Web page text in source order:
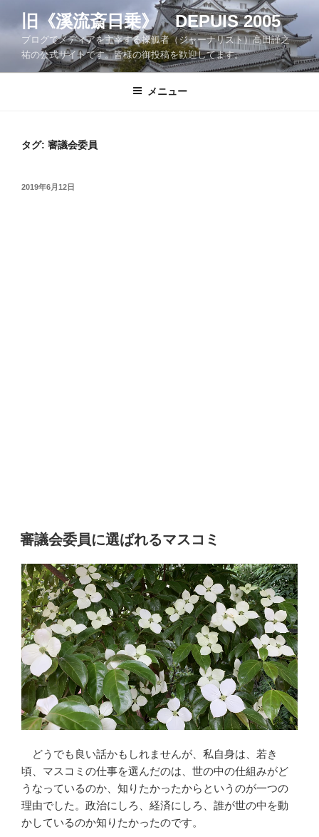
ツ
旧《溪流斎日乗》 DEPUIS 2005
ブログでメディアを主宰する操觚者（ジャーナリスト）高田謹之
祐の公式サイトです。皆様の御投稿を歓迎してます。
メニュー
タグ: 審議会委員
投
2019年6月12日
審議会委員に選ばれるマスコミ
どうでも良い話かもしれませんが、私自身は、若き
頃、マスコミの仕事を選んだのは、世の中の仕組みがど
うなっているのか、知りたかったからというのが一つの
理由でした。政治にしろ、経済にしろ、誰が世の中を動
かしているのか知りたかったのです。